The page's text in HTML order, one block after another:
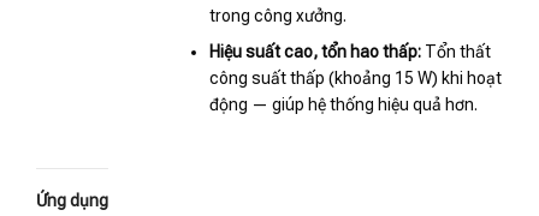
trong công xưởng.
Hiệu suất cao, tổn hao thấp:Tổn thất
công suất thấp (khoảng 15 W) khi hoạt
động — giúp hệ thống hiệu quả hơn.
Ứng dụng